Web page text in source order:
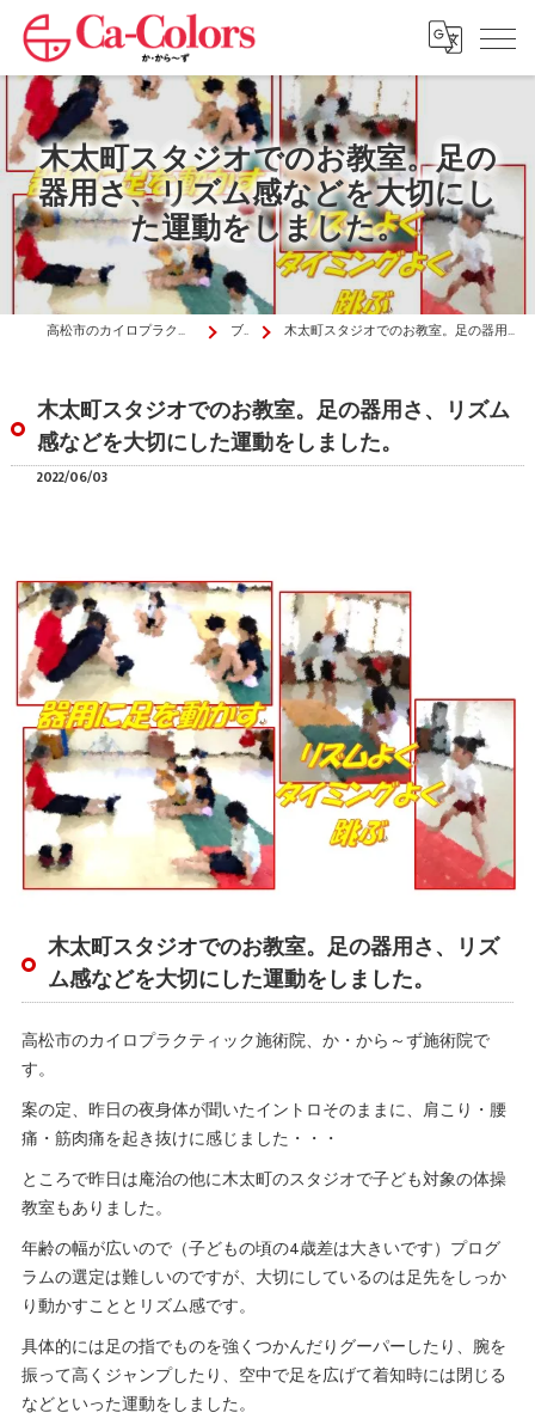
木太町スタジオでのお教室。足の
器用さ、リズム感などを大切にし
た運動をしました。
高松市のカイロプラクティックはか・から～ず施術院 ブログ 木太町スタジオでのお教室。足の器用さ、リズム感などを大切にした運動をしました。
木太町スタジオでのお教室。足の器用さ、リズム
感などを大切にした運動をしました。
2022/06/03
木太町スタジオでのお教室。足の器用さ、リズ
ム感などを大切にした運動をしました。
高松市のカイロプラクティック施術院、か・から～ず施術院で
す。
案の定、昨日の夜身体が聞いたイントロそのままに、肩こり・腰
痛・筋肉痛を起き抜けに感じました・・・
ところで昨日は庵治の他に木太町のスタジオで子ども対象の体操
教室もありました。
年齢の幅が広いので（子どもの頃の4歳差は大きいです）プログ
ラムの選定は難しいのですが、大切にしているのは足先をしっか
り動かすこととリズム感です。
具体的には足の指でものを強くつかんだりグーパーしたり、腕を
振って高くジャンプしたり、空中で足を広げて着知時には閉じる
などといった運動をしました。